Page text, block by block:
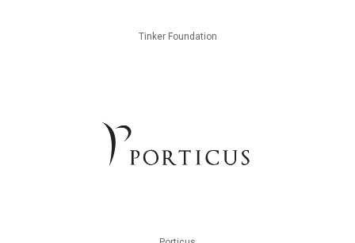
Tinker Foundation